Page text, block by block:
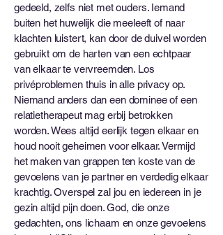
gedeeld, zelfs niet met ouders. Iemand
buiten het huwelijk die meeleeft of naar
klachten luistert, kan door de duivel worden
gebruikt om de harten van een echtpaar
van elkaar te vervreemden. Los
privéproblemen thuis in alle privacy op.
Niemand anders dan een dominee of een
relatietherapeut mag erbij betrokken
worden. Wees altijd eerlijk tegen elkaar en
houd nooit geheimen voor elkaar. Vermijd
het maken van grappen ten koste van de
gevoelens van je partner en verdedig elkaar
krachtig. Overspel zal jou en iedereen in je
gezin altijd pijn doen. God, die onze
gedachten, ons lichaam en onze gevoelens